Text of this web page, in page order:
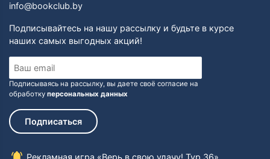
info@bookclub.by
Подписывайтесь на нашу рассылку и будьте в курсе
наших самых выгодных акций!
Подписываясь на рассылку, вы даете своё согласие на
обработку персональных данных
Подписаться